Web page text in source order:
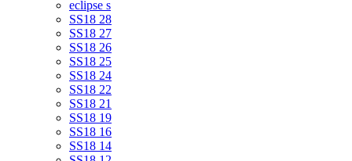
eclipse s
SS18 28
SS18 27
SS18 26
SS18 25
SS18 24
SS18 22
SS18 21
SS18 19
SS18 16
SS18 14